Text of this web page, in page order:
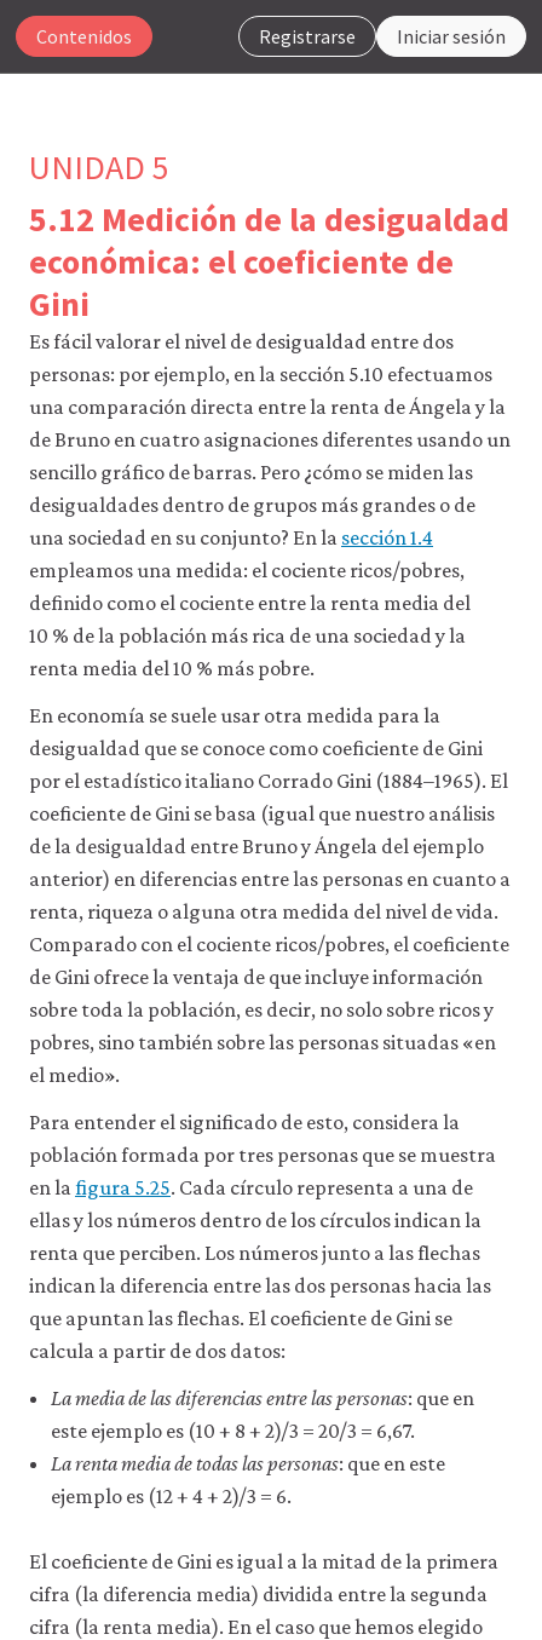
Registrarse Iniciar sesión
Contenidos
que
nuestro
sitio
web
CORE
Econ
utiliza
necesarias.
Puedes
a
través
de
la
configuración
de
navegador,
es
posible
eso
afecte
las
prestaciones
del
web
(como,
por
ejemplo,
para
a
recursos
para
los
que
que
tener
sesión
iniciada).
nos
utilizar
cookies
analíticas
ayuden
mejorar
la
UNIDAD 5
5.12 Medición de la desigualdad
económica: el coeficiente de
Gini
Es fácil valorar el nivel de desigualdad entre dos
personas: por ejemplo, en la sección 5.10 efectuamos
una comparación directa entre la renta de Ángela y la
de Bruno en cuatro asignaciones diferentes usando un
sencillo gráfico de barras. Pero ¿cómo se miden las
desigualdades dentro de grupos más grandes o de
una sociedad en su conjunto? En la sección 1.4
empleamos una medida: el cociente ricos/pobres,
definido como el cociente entre la renta media del
10 % de la población más rica de una sociedad y la
renta media del 10 % más pobre.
En economía se suele usar otra medida para la
desigualdad que se conoce como coeficiente de Gini
por el estadístico italiano Corrado Gini (1884–1965). El
coeficiente de Gini se basa (igual que nuestro análisis
de la desigualdad entre Bruno y Ángela del ejemplo
anterior) en diferencias entre las personas en cuanto a
renta, riqueza o alguna otra medida del nivel de vida.
Comparado con el cociente ricos/pobres, el coeficiente
de Gini ofrece la ventaja de que incluye información
sobre toda la población, es decir, no solo sobre ricos y
pobres, sino también sobre las personas situadas «en
el medio».
Para entender el significado de esto, considera la
población formada por tres personas que se muestra
en la figura 5.25. Cada círculo representa a una de
ellas y los números dentro de los círculos indican la
renta que perciben. Los números junto a las flechas
indican la diferencia entre las dos personas hacia las
que apuntan las flechas. El coeficiente de Gini se
calcula a partir de dos datos:
La media de las diferencias entre las personas: que en
este ejemplo es (10 + 8 + 2)/3 = 20/3 = 6,67.
La renta media de todas las personas: que en este
ejemplo es (12 + 4 + 2)/3 = 6.
El coeficiente de Gini es igual a la mitad de la primera
cifra (la diferencia media) dividida entre la segunda
cifra (la renta media). En el caso que hemos elegido